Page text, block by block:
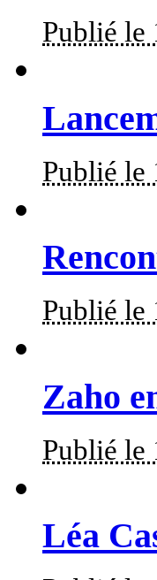
Publié le
Publié le
Publié le
Zaho
Publié le
Léa